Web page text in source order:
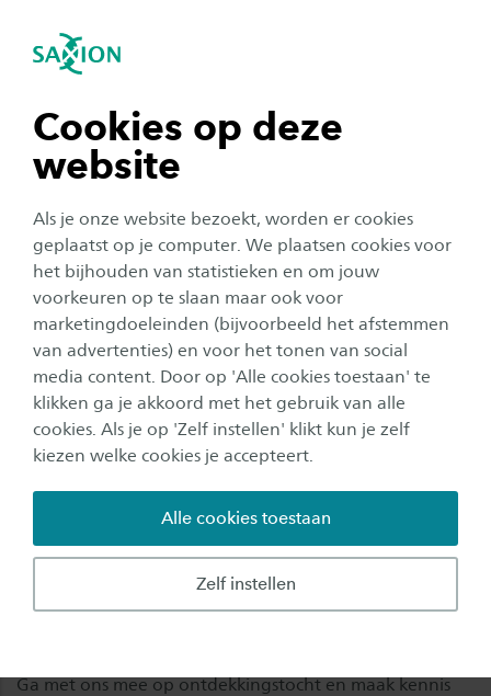
Cookies op deze
website
Als je onze website bezoekt, worden er cookies
geplaatst op je computer. We plaatsen cookies voor
het bijhouden van statistieken en om jouw
voorkeuren op te slaan maar ook voor
marketingdoeleinden (bijvoorbeeld het afstemmen
van advertenties) en voor het tonen van social
media content. Door op 'Alle cookies toestaan' te
klikken ga je akkoord met het gebruik van alle
cookies. Als je op 'Zelf instellen' klikt kun je zelf
kiezen welke cookies je accepteert.
Zelf instellen
Alle cookies toestaan
Navigatie openen
tonen
tonen
tonen
tonen
sluiten
Saxion Technology Day
In oktober zet Saxion de deuren weer open voor
iedereen die nieuwsgierig is naar de wereld van
moderne technologie. Jong én oud kan zich
laten verrassen door hoe leerzaam, innovatief
en vooral leuk technologie kan zijn!
Op zaterdag 3 oktober ben je tijdens het Weekend van
de Wetenschap van harte welkom in Enschede voor de
zaterdag 10 oktober weer volop in het teken van
techniek tijdens deSaxion Technology Day Lite.
Ontdek de magische wereld van
Ga met ons mee op ontdekkingstocht en maak kennis